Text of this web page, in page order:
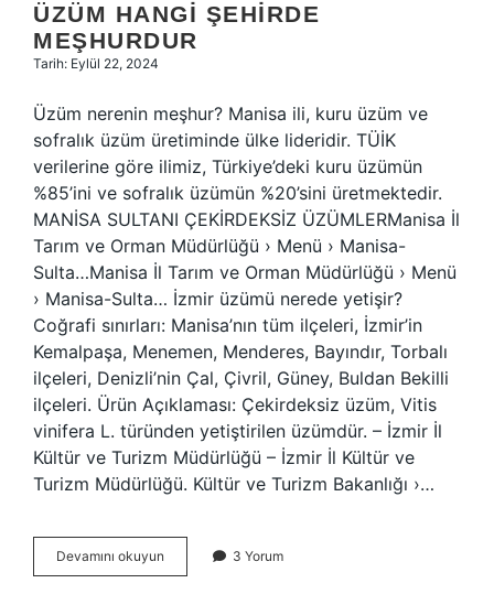
ÜZÜM HANGI ŞEHIRDE
MEŞHURDUR
Tarih: Eylül 22, 2024
Üzüm nerenin meşhur? Manisa ili, kuru üzüm ve
sofralık üzüm üretiminde ülke lideridir. TÜİK
verilerine göre ilimiz, Türkiye’deki kuru üzümün
%85’ini ve sofralık üzümün %20’sini üretmektedir.
MANİSA SULTANI ÇEKİRDEKSİZ ÜZÜMLERManisa İl
Tarım ve Orman Müdürlüğü › Menü › Manisa-
Sulta…Manisa İl Tarım ve Orman Müdürlüğü › Menü
› Manisa-Sulta… İzmir üzümü nerede yetişir?
Coğrafi sınırları: Manisa’nın tüm ilçeleri, İzmir’in
Kemalpaşa, Menemen, Menderes, Bayındır, Torbalı
ilçeleri, Denizli’nin Çal, Çivril, Güney, Buldan Bekilli
ilçeleri. Ürün Açıklaması: Çekirdeksiz üzüm, Vitis
vinifera L. türünden yetiştirilen üzümdür. – İzmir İl
Kültür ve Turizm Müdürlüğü – İzmir İl Kültür ve
Turizm Müdürlüğü. Kültür ve Turizm Bakanlığı ›…
Devamını okuyun
Hangi
3 Yorum